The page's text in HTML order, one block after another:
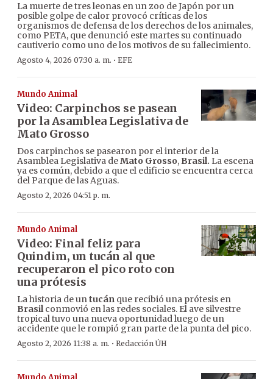
La muerte de tres leonas en un zoo de Japón por un
posible golpe de calor provocó críticas de los
organismos de defensa de los derechos de los animales,
como PETA, que denunció este martes su continuado
cautiverio como uno de los motivos de su fallecimiento.
Agosto 4, 2026 07:30 a. m. · EFE
Mundo Animal
Video: Carpinchos se pasean
por la Asamblea Legislativa de
Mato Grosso
Dos carpinchos se pasearon por el interior de la
Asamblea Legislativa deMato Grosso, Brasil. La escena
ya es común, debido a que el edificio se encuentra cerca
del Parque de las Aguas.
Agosto 2, 2026 04:51 p. m.
Mundo Animal
Video: Final feliz para
Quindim, un tucán al que
recuperaron el pico roto con
una prótesis
La historia de untucán que recibió una prótesis en
Brasilconmovió en las redes sociales. El ave silvestre
tropical tuvo una nueva oportunidad luego de un
accidente que le rompió gran parte de la punta del pico.
Agosto 2, 2026 11:38 a. m. · Redacción ÚH